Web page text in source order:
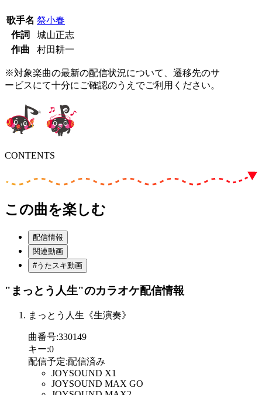
歌手名 祭小春
作詞
城山正志
作曲
村田耕一
※対象楽曲の最新の配信状況について、遷移先のサ
ービスにて十分にご確認のうえでご利用ください。
CONTENTS
この曲を楽しむ
配信情報
関連動画
#うたスキ動画
"まっとう人生"のカラオケ配信情報
まっとう人生《生演奏》
曲番号:330149
キー:0
配信予定:配信済み
JOYSOUND X1
JOYSOUND MAX GO